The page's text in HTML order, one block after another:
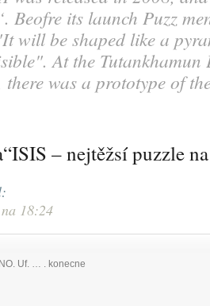
Beofre its launch Puzz
will be shaped like a
At the
there was a prototype of
– nejtěžsí puzzle
18:24
Uf. … . konecne